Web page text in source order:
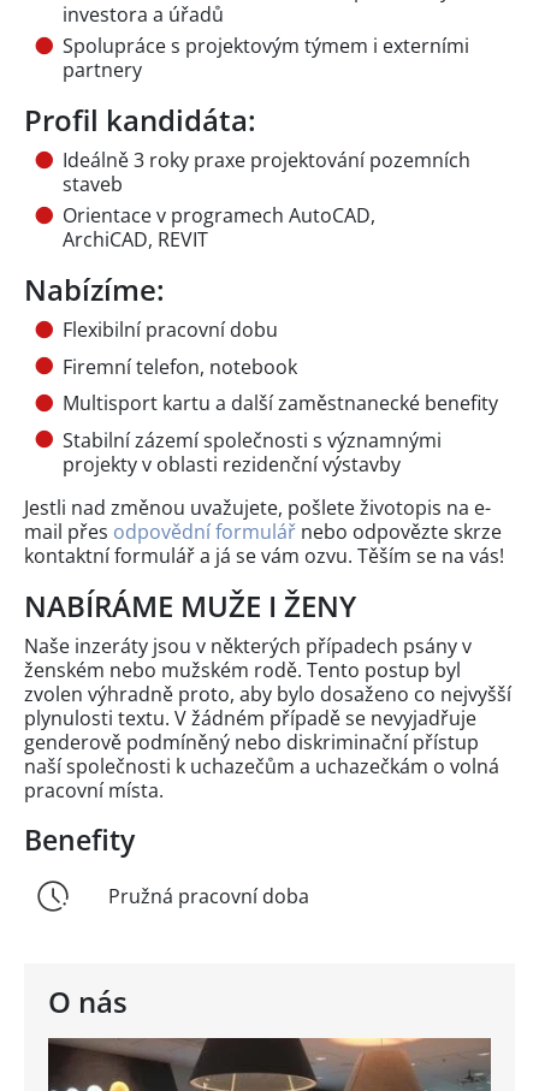
O nás
investora a úřadů
Spolupráce s projektovým týmem i externími
partnery
Profil kandidáta:
Ideálně 3 roky praxe projektování pozemních
staveb
Orientace v programech AutoCAD,
ArchiCAD, REVIT
Nabízíme:
Flexibilní pracovní dobu
Firemní telefon, notebook
Multisport kartu a další zaměstnanecké benefity
Stabilní zázemí společnosti s významnými
projekty v oblasti rezidenční výstavby
Jestli nad změnou uvažujete, pošlete životopis na e-
mail přes odpovědní formulář nebo odpovězte skrze
kontaktní formulář a já se vám ozvu. Těším se na vás!
NABÍRÁME MUŽE I ŽENY
Naše inzeráty jsou v některých případech psány v
ženském nebo mužském rodě. Tento postup byl
zvolen výhradně proto, aby bylo dosaženo co nejvyšší
plynulosti textu. V žádném případě se nevyjadřuje
genderově podmíněný nebo diskriminační přístup
naší společnosti k uchazečům a uchazečkám o volná
pracovní místa.
Benefity
Pružná pracovní doba